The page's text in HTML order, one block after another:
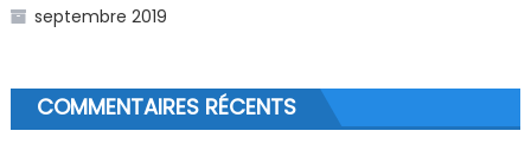
septembre 2019
COMMENTAIRES RÉCENTS